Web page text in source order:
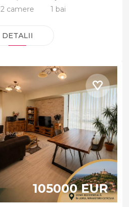
2 camere 1 bai
DETALII
105000 EUR